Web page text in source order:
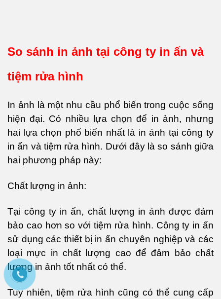
So sánh in ảnh tại công ty in ấn và
tiệm rửa hình
In ảnh là một nhu cầu phổ biến trong cuộc sống
hiện đại. Có nhiều lựa chọn để in ảnh, nhưng
hai lựa chọn phổ biến nhất là in ảnh tại công ty
in ấn và tiệm rửa hình. Dưới đây là so sánh giữa
hai phương pháp này:
Chất lượng in ảnh:
Tại công ty in ấn, chất lượng in ảnh được đảm
bảo cao hơn so với tiệm rửa hình. Công ty in ấn
sử dụng các thiết bị in ấn chuyên nghiệp và các
loại mực in chất lượng cao để đảm bảo chất
lượng in ảnh tốt nhất có thể.
Tuy nhiên, tiệm rửa hình cũng có thể cung cấp